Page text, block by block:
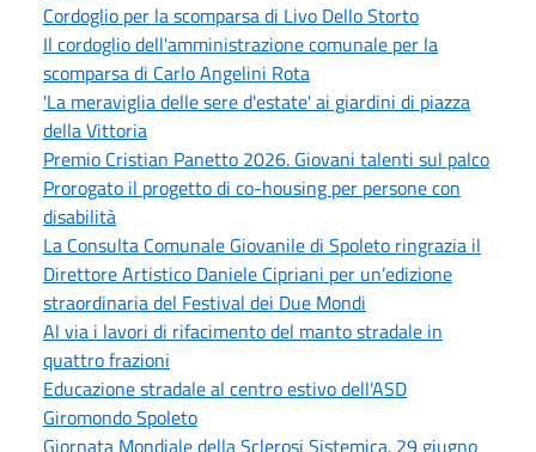
Cordoglio per la scomparsa di Livo Dello Storto
Il cordoglio dell'amministrazione comunale per la
scomparsa di Carlo Angelini Rota
'La meraviglia delle sere d'estate' ai giardini di piazza
della Vittoria
Premio Cristian Panetto 2026. Giovani talenti sul palco
Prorogato il progetto di co-housing per persone con
disabilità
La Consulta Comunale Giovanile di Spoleto ringrazia il
Direttore Artistico Daniele Cipriani per un’edizione
straordinaria del Festival dei Due Mondi
Al via i lavori di rifacimento del manto stradale in
quattro frazioni
Educazione stradale al centro estivo dell'ASD
Giromondo Spoleto
Giornata Mondiale della Sclerosi Sistemica. 29 giugno